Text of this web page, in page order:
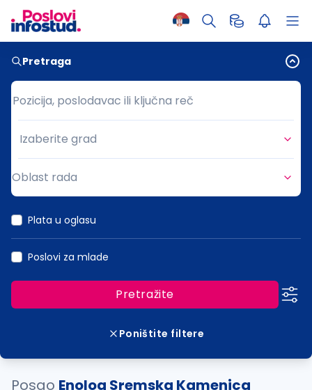
Pretraga
Pozicija, poslodavac ili ključna reč
Pozicija, poslodavac ili ključna reč
Grad
Izaberite grad
Oblast rada
Plata u oglasu
Poslovi za mlade
Pretražite
Poništite filtere
Posao Enolog Sremska Kamenica